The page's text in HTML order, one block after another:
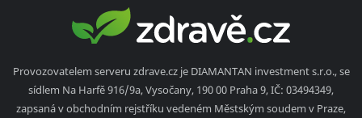
Provozovatelem serveru zdrave.cz je DIAMANTAN investment s.r.o., se
sídlem Na Harfě 916/9a, Vysočany, 190 00 Praha 9, IČ: 03494349,
zapsaná v obchodním rejstříku vedeném Městským soudem v Praze,